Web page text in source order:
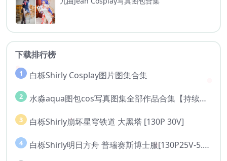
下载排行榜
1 白栎Shirly Cosplay图片图集合集
2 水淼aqua图包cos写真图集全部作品合集【持续更新..】
3 白栎Shirly崩坏星穹铁道 大黑塔 [130P 30V]
4 白栎Shirly明日方舟 普瑞赛斯博士服[130P25V-5.76G]